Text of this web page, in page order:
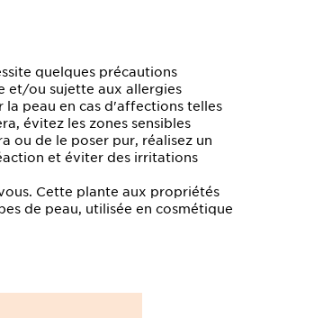
quelques précautions
et/ou sujette aux allergies
la peau en cas d'affections telles
évitez les zones sensibles
ou de le poser pur, réalisez un
et éviter des irritations
Cette plante aux propriétés
de peau, utilisée en cosmétique